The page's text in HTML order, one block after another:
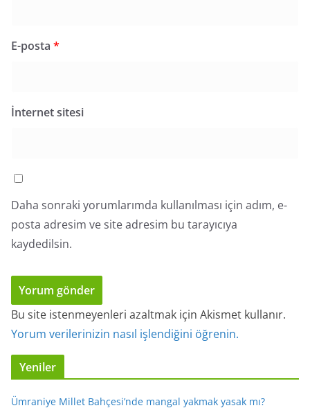
E-posta *
İnternet sitesi
Daha sonraki yorumlarımda kullanılması için adım, e-
posta adresim ve site adresim bu tarayıcıya
kaydedilsin.
Bu site istenmeyenleri azaltmak için Akismet kullanır.
Yorum verilerinizin nasıl işlendiğini öğrenin.
Yeniler
Ümraniye Millet Bahçesi’nde mangal yakmak yasak mı?